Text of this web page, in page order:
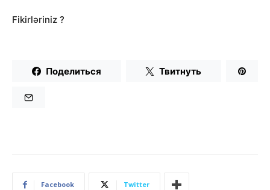
Fikirləriniz ?
Поделиться Твитнуть
Facebook Twitter